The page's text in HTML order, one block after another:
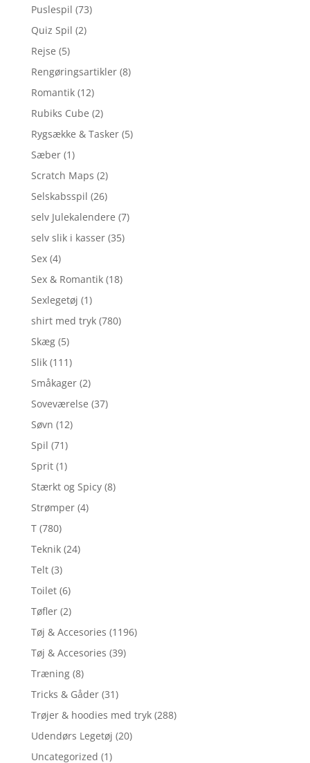
Puslespil (73)
Quiz Spil (2)
Rejse (5)
Rengøringsartikler (8)
Romantik (12)
Rubiks Cube (2)
Rygsække & Tasker (5)
Sæber (1)
Scratch Maps (2)
Selskabsspil (26)
selv Julekalendere (7)
selv slik i kasser (35)
Sex (4)
Sex & Romantik (18)
Sexlegetøj (1)
shirt med tryk (780)
Skæg (5)
Slik (111)
Småkager (2)
Soveværelse (37)
Søvn (12)
Spil (71)
Sprit (1)
Stærkt og Spicy (8)
Strømper (4)
T (780)
Teknik (24)
Telt (3)
Toilet (6)
Tøfler (2)
Tøj & Accesories (1196)
Tøj & Accesories (39)
Træning (8)
Tricks & Gåder (31)
Trøjer & hoodies med tryk (288)
Udendørs Legetøj (20)
Uncategorized (1)